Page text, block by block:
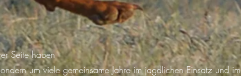
Seite haben
um viele gemeinsame Jahre im jagdlichen Einsatz und im